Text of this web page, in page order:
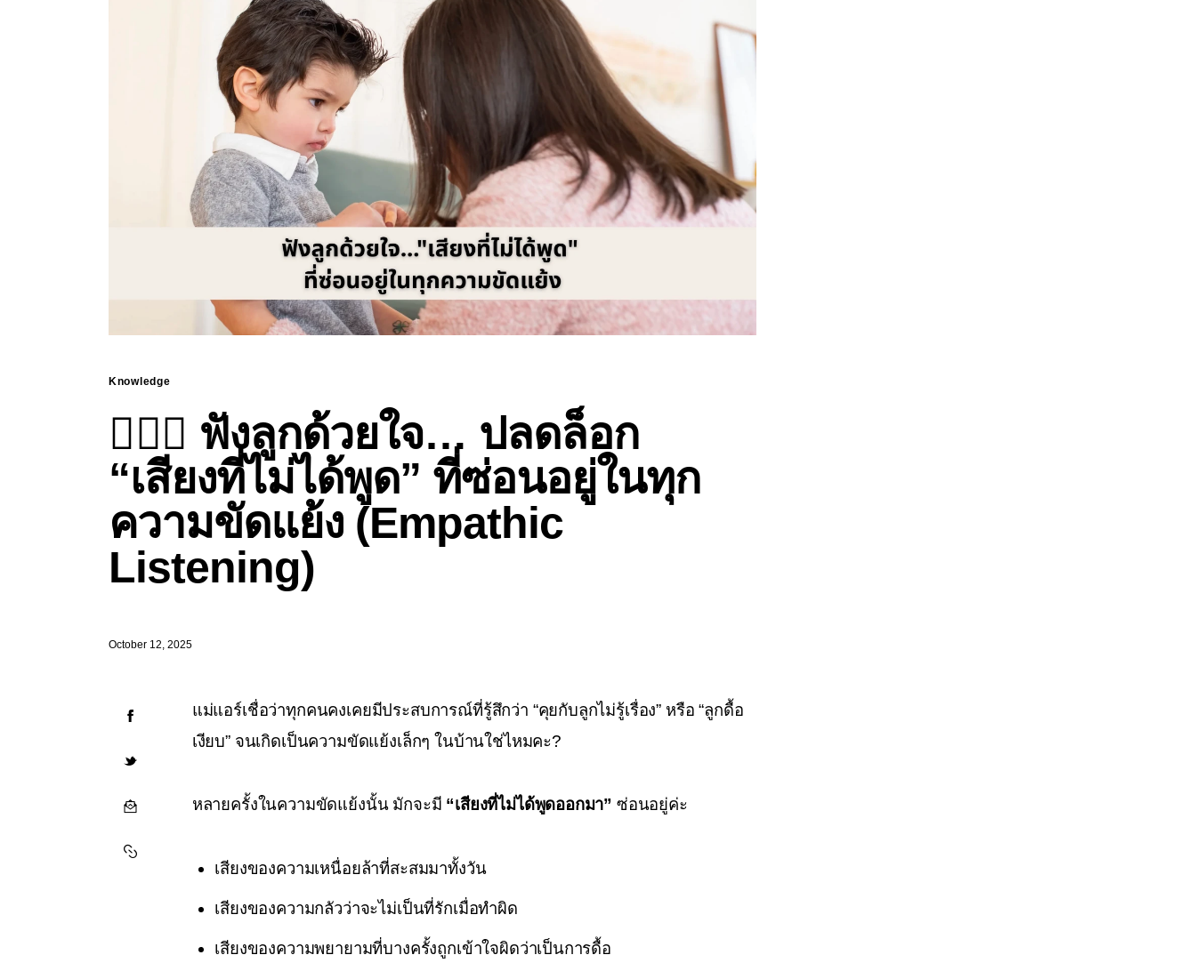
Knowledge
👂🏻💖 ฟังลูกด้วยใจ… ปลดล็อก
“เสียงที่ไม่ได้พูด” ที่ซ่อนอยู่ในทุก
ความขัดแย้ง (Empathic
Listening)
October 12, 2025
แม่แอร์เชื่อว่าทุกคนคงเคยมีประสบการณ์ที่รู้สึกว่า “คุยกับลูกไม่รู้เรื่อง” หรือ “ลูกดื้อ
เงียบ” จนเกิดเป็นความขัดแย้งเล็กๆ ในบ้านใช่ไหมคะ?
หลายครั้งในความขัดแย้งนั้น มักจะมี “เสียงที่ไม่ได้พูดออกมา” ซ่อนอยู่ค่ะ
เสียงของความเหนื่อยล้าที่สะสมมาทั้งวัน
เสียงของความกลัวว่าจะไม่เป็นที่รักเมื่อทำผิด
เสียงของความพยายามที่บางครั้งถูกเข้าใจผิดว่าเป็นการดื้อ